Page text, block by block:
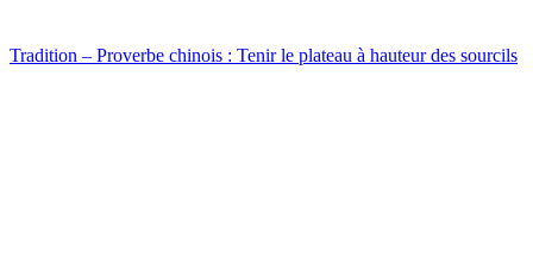
Tradition – Proverbe chinois : Tenir le plateau à hauteur des sourcils